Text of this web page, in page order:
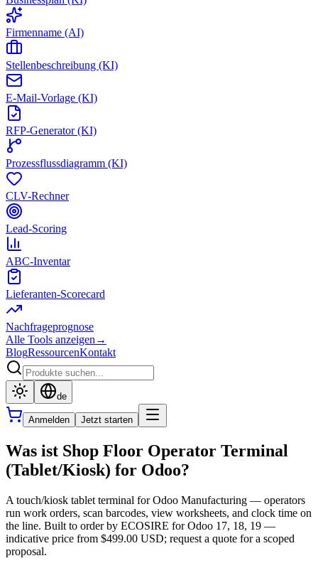
Firmenname (AI)
Stellenbeschreibung (KI)
E-Mail-Vorlage (KI)
RFP-Generator (KI)
Prozessflussdiagramm (KI)
CLV-Rechner
Lead-Scoring
ABC-Inventar
Lieferanten-Scorecard
Nachfrageprognose
Alle Tools anzeigen →
BlogRessourcenKontakt
de
Anmelden Jetzt starten
Was ist Shop Floor Operator Terminal
(Tablet/Kiosk) for Odoo?
A touch/kiosk tablet terminal for Odoo Manufacturing — operators
run work orders, scan barcodes, view worksheets, and clock time on
the line. Built to order by ECOSIRE for Odoo 17, 18, 19 —
indicative price from $499.00 USD; request a quote for a scoped
proposal.